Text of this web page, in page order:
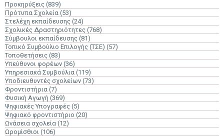
Προκηρύξεις (839)
Πρότυπα Σχολεία (53)
Στελέχη εκπαίδευσης (24)
Σχολικές Δραστηριότητες (768)
Σύμβουλοι εκπαίδευσης (81)
Τοπικό Συμβούλιο Επιλογής (ΤΣΕ) (57)
Τοποθετήσεις (83)
Υπεύθυνοι φορέων (36)
Υπηρεσιακά Συμβούλια (119)
Υποδιευθυντές σχολείων (73)
Φροντιστήρια (7)
Φυσική Αγωγή (369)
Ψηφιακές Υπογραφές (5)
Ψηφιακό φροντιστήριο (20)
Ωνάσεια σχολεία (12)
Ωρομίσθιοι (106)